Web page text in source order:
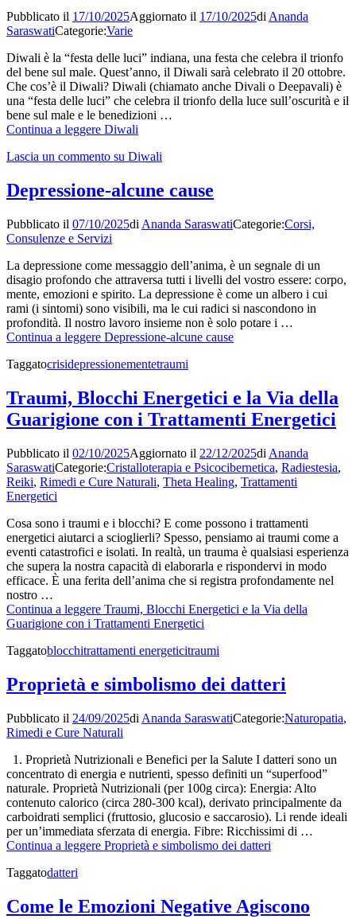
Pubblicato il 17/10/2025Aggiornato il 17/10/2025di Ananda
SaraswatiCategorie:Varie
Diwali è la “festa delle luci” indiana, una festa che celebra il trionfo
del bene sul male. Quest’anno, il Diwali sarà celebrato il 20 ottobre.
Che cos’è il Diwali? Diwali (chiamato anche Divali o Deepavali) è
una “festa delle luci” che celebra il trionfo della luce sull’oscurità e il
bene sul male e le benedizioni …
Continua a leggere Diwali
Lascia un commento su Diwali
Depressione-alcune cause
Pubblicato il 07/10/2025di Ananda SaraswatiCategorie:Corsi,
Consulenze e Servizi
La depressione come messaggio dell’anima, è un segnale di un
disagio profondo che attraversa tutti i livelli del vostro essere: corpo,
mente, emozioni e spirito. La depressione è come un albero i cui
rami (i sintomi) sono visibili, ma le cui radici si nascondono in
profondità. Il nostro lavoro insieme non è solo potare i …
Continua a leggere Depressione-alcune cause
Taggatocrisidepressionementetraumi
Traumi, Blocchi Energetici e la Via della
Guarigione con i Trattamenti Energetici
Pubblicato il 02/10/2025Aggiornato il 22/12/2025di Ananda
SaraswatiCategorie:Cristalloterapia e Psicocibernetica, Radiestesia,
Reiki, Rimedi e Cure Naturali, Theta Healing, Trattamenti
Energetici
Cosa sono i traumi e i blocchi? E come possono i trattamenti
energetici aiutarci a scioglierli? Spesso, pensiamo ai traumi come a
eventi catastrofici e isolati. In realtà, un trauma è qualsiasi esperienza
che supera la nostra capacità di elaborarla e rispondervi in modo
efficace. È una ferita dell’anima che si registra profondamente nel
nostro …
Continua a leggere Traumi, Blocchi Energetici e la Via della
Guarigione con i Trattamenti Energetici
Taggatoblocchitrattamenti energeticitraumi
Proprietà e simbolismo dei datteri
Pubblicato il 24/09/2025di Ananda SaraswatiCategorie:Naturopatia,
Rimedi e Cure Naturali
1. Proprietà Nutrizionali e Benefici per la Salute I datteri sono un
concentrato di energia e nutrienti, spesso definiti un “superfood”
naturale. Proprietà Nutrizionali (per 100g circa): Energia: Alto
contenuto calorico (circa 280-300 kcal), derivato principalmente da
carboidrati semplici (fruttosio, glucosio e saccarosio). Li rende ideali
per un’immediata sferzata di energia. Fibre: Ricchissimi di …
Continua a leggere Proprietà e simbolismo dei datteri
Taggatodatteri
Come le Emozioni Negative Agiscono